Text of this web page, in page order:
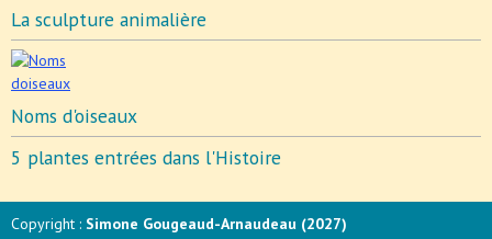
La sculpture animalière
Noms d'oiseaux
5 plantes entrées dans l'Histoire
Copyright : Simone Gougeaud-Arnaudeau (2027)